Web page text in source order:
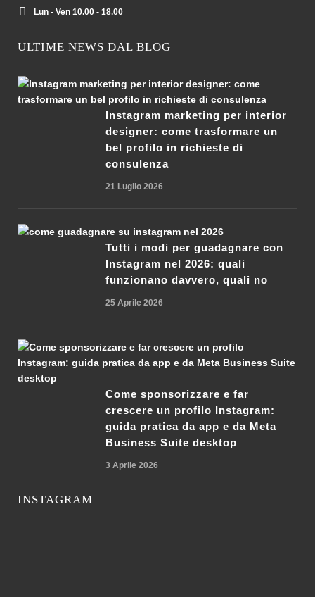
Lun - Ven 10.00 - 18.00
ULTIME NEWS DAL BLOG
Instagram marketing per interior
designer: come trasformare un
bel profilo in richieste di
consulenza
21 Luglio 2026
Tutti i modi per guadagnare con
Instagram nel 2026: quali
funzionano davvero, quali no
25 Aprile 2026
Come sponsorizzare e far
crescere un profilo Instagram:
guida pratica da app e da Meta
Business Suite desktop
3 Aprile 2026
INSTAGRAM